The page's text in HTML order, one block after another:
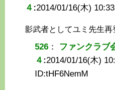
４ :2014/01/16(木)
影武者としてユミ先生再
526 ： ファンクラブ
４ :2014/01/16(木)
ID:tHF6NemM